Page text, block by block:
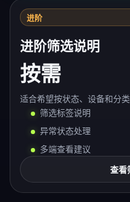
进阶
进阶筛选说明
按需
适合希望按状态、设备和分
筛选标签说明
异常状态处理
多端查看建议
查看